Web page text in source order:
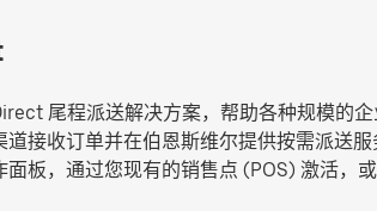
尾程派送解决方案，帮助各种规模的
道接收订单并在伯恩斯维尔提供按需派送
面板，通过您现有的销售点 (POS) 激活，